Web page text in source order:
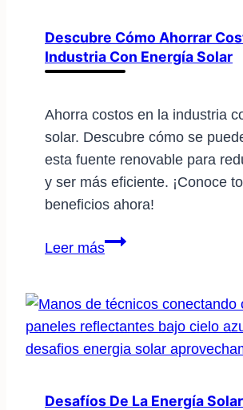
más
grandes
Descubre Cómo Ahorrar
Industria Con Energía Solar
Ahorra costos en la industria
solar. Descubre cómo se
esta fuente renovable para
y ser más eficiente. ¡Conoce
beneficios ahora!
Leer másDescubre
costos
en
la
con
Desafíos De La Energía